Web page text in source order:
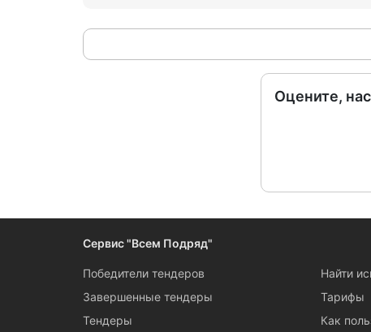
Оцените,
Сервис "Всем Подряд"
Победители тендеров
Завершенные тендеры
Тендеры
Найти
Тарифы
Как